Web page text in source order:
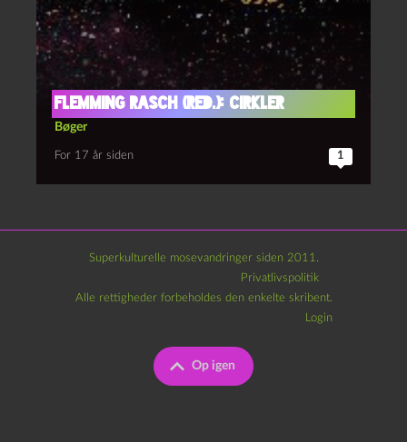
Flemming Rasch (red.): Cirkler
Bøger
For 17 år siden 1
Superkulturelle mosevandringer siden 2011.
Privatlivspolitik
Op igen
Alle rettigheder forbeholdes den enkelte skribent.
Login